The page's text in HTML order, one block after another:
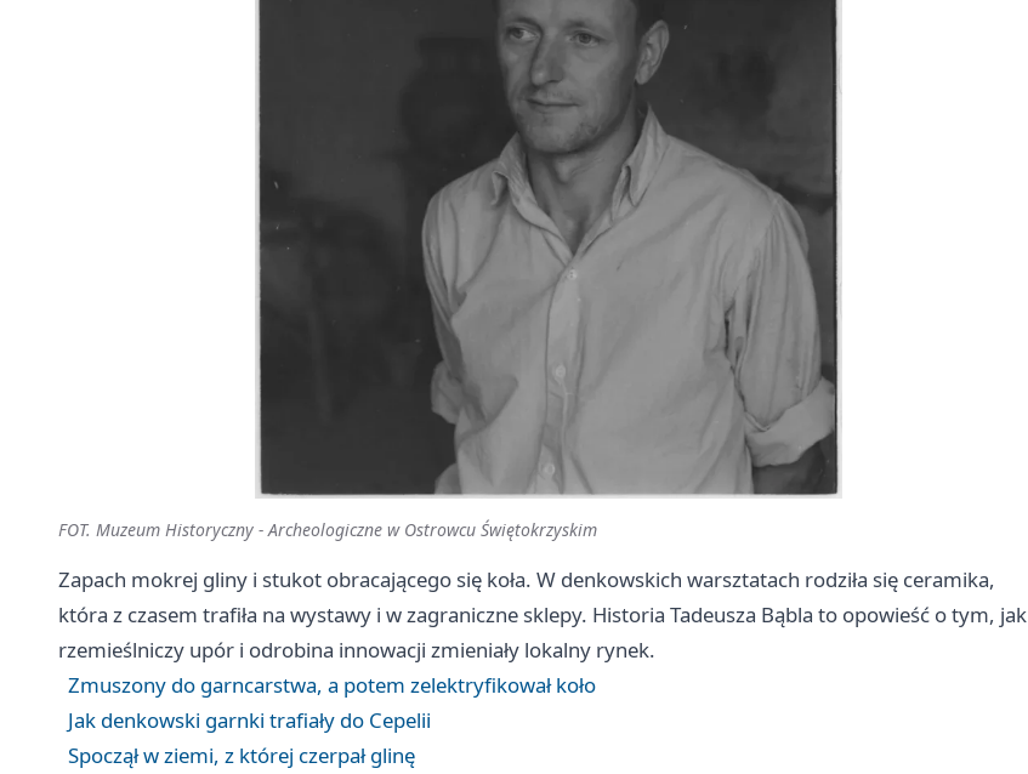
FOT. Muzeum Historyczny - Archeologiczne w Ostrowcu Świętokrzyskim
Zapach mokrej gliny i stukot obracającego się koła. W denkowskich warsztatach rodziła się ceramika,
która z czasem trafiła na wystawy i w zagraniczne sklepy. Historia Tadeusza Bąbla to opowieść o tym, jak
rzemieślniczy upór i odrobina innowacji zmieniały lokalny rynek.
Zmuszony do garncarstwa, a potem zelektryfikował koło
Jak denkowski garnki trafiały do Cepelii
Spoczął w ziemi, z której czerpał glinę